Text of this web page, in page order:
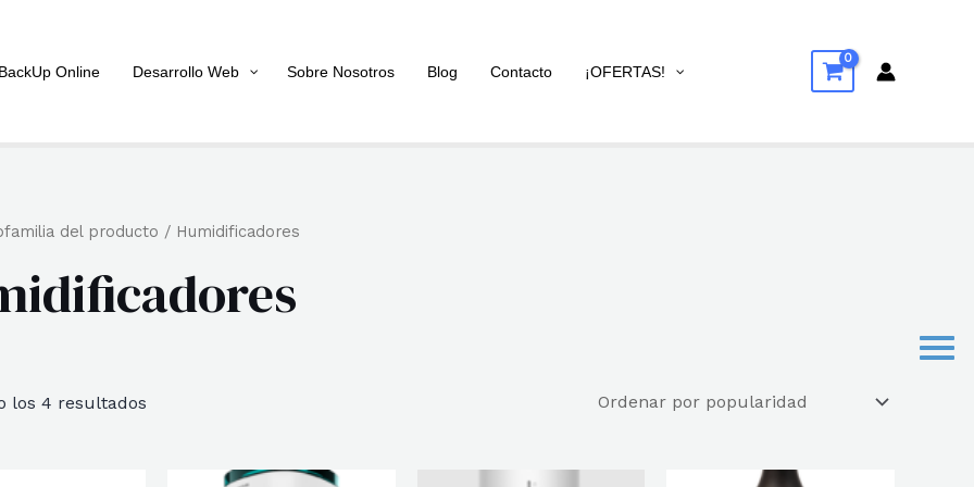
BackUp Online Desarrollo Web Sobre Nosotros Blog Contacto ¡OFERTAS!
del producto / Humidificadores
los 4 resultados